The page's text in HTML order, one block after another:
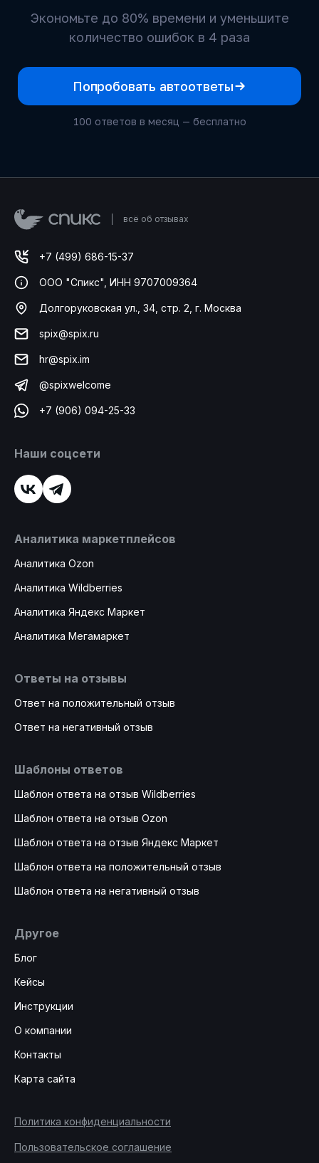
Экономьте до 80% времени и уменьшите
количество ошибок в 4 раза
Попробовать автоответы
100 ответов в месяц — бесплатно
всё об отзывах
+7 (499) 686-15-37
ООО "Спикс", ИНН 9707009364
Долгоруковская ул., 34, стр. 2, г. Москва
spix@spix.ru
hr@spix.im
@spixwelcome
+7 (906) 094-25-33
Аналитика маркетплейсов
Аналитика Ozon
Аналитика Wildberries
Аналитика Яндекс Маркет
Аналитика Мегамаркет
Наши соцсети
Ответы на отзывы
Ответ на положительный отзыв
Ответ на негативный отзыв
Шаблоны ответов
Шаблон ответа на отзыв Wildberries
Шаблон ответа на отзыв Ozon
Шаблон ответа на отзыв Яндекс Маркет
Шаблон ответа на положительный отзыв
Шаблон ответа на негативный отзыв
Другое
Блог
Кейсы
Инструкции
О компании
Контакты
Карта сайта
Политика конфиденциальности
Пользовательское соглашение